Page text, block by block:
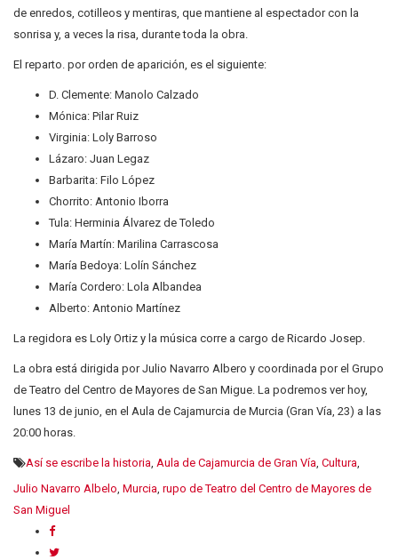
de enredos, cotilleos y mentiras, que mantiene al espectador con la
sonrisa y, a veces la risa, durante toda la obra.
El reparto. por orden de aparición, es el siguiente:
D. Clemente: Manolo Calzado
Mónica: Pilar Ruiz
Virginia: Loly Barroso
Lázaro: Juan Legaz
Barbarita: Filo López
Chorrito: Antonio Iborra
Tula: Herminia Álvarez de Toledo
María Martín: Marilina Carrascosa
María Bedoya: Lolín Sánchez
María Cordero: Lola Albandea
Alberto: Antonio Martínez
La regidora es Loly Ortiz y la música corre a cargo de Ricardo Josep.
La obra está dirigida por Julio Navarro Albero y coordinada por el Grupo
de Teatro del Centro de Mayores de San Migue. La podremos ver hoy,
lunes 13 de junio, en el Aula de Cajamurcia de Murcia (Gran Vía, 23) a las
20:00 horas.
Así se escribe la historia Aula de Cajamurcia de Gran Vía Cultura
Julio Navarro Albelo Murcia rupo de Teatro del Centro de Mayores de
San Miguel